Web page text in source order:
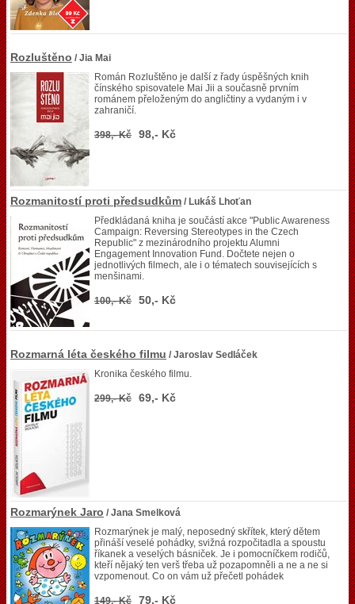
Rozluštěno / Jia Mai
Román Rozluštěno je další z řady úspěšných knih
čínského spisovatele Mai Jii a současně prvním
románem přeloženým do angličtiny a vydaným i v
zahraničí.
398,- Kč 98,- Kč
Rozmanitostí proti předsudkům / Lukáš Lhoťan
Předkládaná kniha je součástí akce "Public Awareness
Campaign: Reversing Stereotypes in the Czech
Republic" z mezinárodního projektu Alumni
Engagement Innovation Fund. Dočtete nejen o
jednotlivých filmech, ale i o tématech souvisejících s
menšinami.
100,- Kč 50,- Kč
Rozmarná léta českého filmu / Jaroslav Sedláček
Kronika českého filmu.
299,- Kč 69,- Kč
Rozmarýnek Jaro / Jana Smelková
Rozmarýnek je malý, neposedný skřítek, který dětem
přináší veselé pohádky, svižná rozpočitadla a spoustu
říkanek a veselých básniček. Je i pomocníčkem rodičů,
kteří nějaký ten verš třeba už pozapomněli a ne a ne si
vzpomenout. Co on vám už přečetl pohádek
149,- Kč 79,- Kč